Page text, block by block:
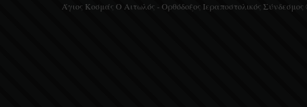
Άγιος Κοσμάς Ο Αιτωλός - Ορθόδοξος Ιεραποστολικός